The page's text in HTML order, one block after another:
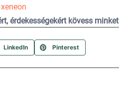
xeneon
érdekességekért kövess
LinkedIn Pinterest